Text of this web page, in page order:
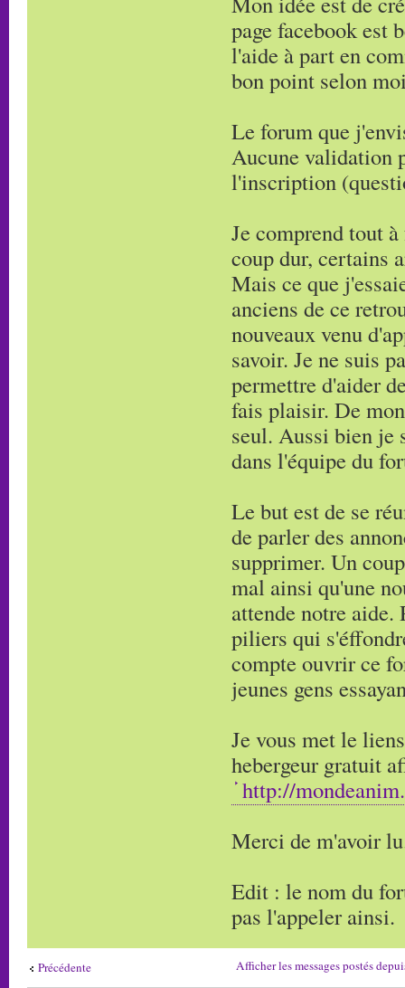
page facebook est
l'aide à part en
bon point selon
Le forum que
Aucune validation
l'inscription
Je comprend tout
coup dur, certains
Mais ce que
anciens de ce
nouveaux venu
savoir. Je ne suis
permettre d'aider
fais plaisir. De
seul. Aussi bien je
dans l'équipe du
Le but est de se
de parler des
supprimer. Un
mal ainsi qu'une
attende notre
piliers qui
compte ouvrir ce
jeunes gens
Je vous met le
hebergeur gratuit
http://
Merci de m'avoir
Edit : le nom du
pas l'appeler ainsi.
Précédente Afficher les messages postés